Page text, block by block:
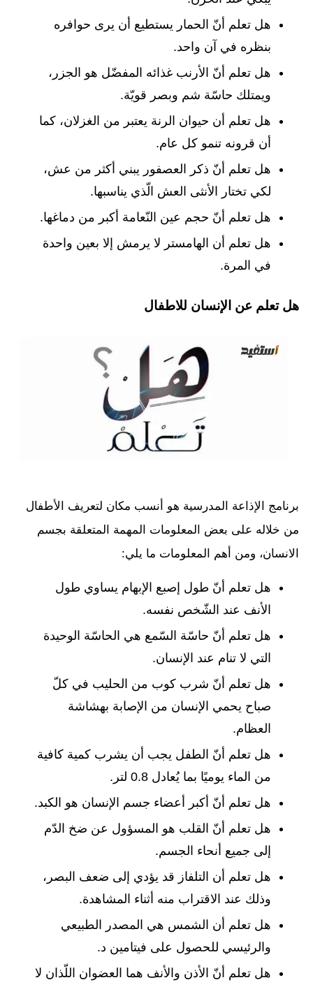
هل تعلم أنّ الحمار يستطيع أن يرى حوافره
بنظره في آن واحد.
هل تعلم أنّ الأرنب غذائه المفضّل هو الجزر،
ويمتلك حاسّة شم وبصر قويّة.
هل تعلم أن حيوان الرنة يعتبر من الغزلان، كما
أن قرونه تنمو كل عام.
هل تعلم أنّ ذكر العصفور يبني أكثر من عش،
لكي تختار الأنثى العش الّذي يناسبها.
هل تعلم أنّ حجم عين النّعامة أكبر من دماغها.
هل تعلم أن الهامستر لا يرمش إلا بعين واحدة
في المرة.
هل تعلم عن الإنسان للاطفال
برنامج الإذاعة المدرسية هو أنسب مكان لتعريف الأطفال
من خلاله على بعض المعلومات المهمة المتعلقة بجسم
الانسان، ومن أهم المعلومات ما يلي:
هل تعلم أنّ طول إصبع الإبهام يساوي طول
الأنف عند الشّخص نفسه.
هل تعلم أنّ حاسّة السّمع هي الحاسّة الوحيدة
التي لا تنام عند الإنسان.
هل تعلم أنّ شرب كوب من الحليب في كلّ
صباح يحمي الإنسان من الإصابة بهشاشة
العظام.
هل تعلم أنّ الطفل يجب أن يشرب كمية كافية
من الماء يوميًا بما يُعادل 0.8 لتر.
هل تعلم أنّ أكبر أعضاء جسم الإنسان هو الكبد.
هل تعلم أنّ القلب هو المسؤول عن ضخ الدّم
إلى جميع أنحاء الجسم.
هل تعلم أن التلفاز قد يؤدي إلى ضعف البصر،
وذلك عند الاقتراب منه أثناء المشاهدة.
هل تعلم أن الشمس هي المصدر الطبيعي
والرئيسي للحصول على فيتامين د.
هل تعلم أنّ الأذن والأنف هما العضوان اللّذان لا